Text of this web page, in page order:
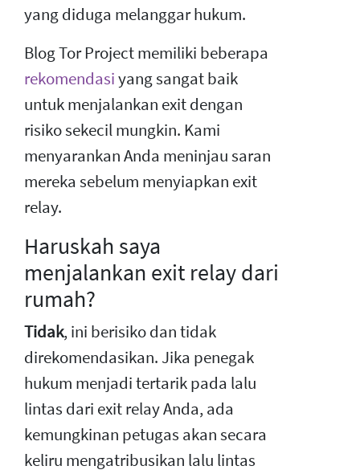
yang diduga melanggar hukum.
Blog Tor Project memiliki beberapa
rekomendasiyang sangat baik
untuk menjalankan exit dengan
risiko sekecil mungkin. Kami
menyarankan Anda meninjau saran
mereka sebelum menyiapkan exit
relay.
Haruskah saya
menjalankan exit relay dari
rumah?
Tidak, ini berisiko dan tidak
direkomendasikan. Jika penegak
hukum menjadi tertarik pada lalu
lintas dari exit relay Anda, ada
kemungkinan petugas akan secara
keliru mengatribusikan lalu lintas